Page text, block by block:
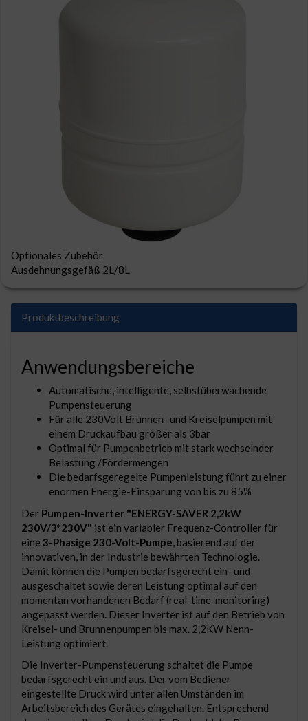
Optionales Zubehör
Ausdehnungsgefäß 2L/8L
Produktbeschreibung
Anwendungsbereiche
Automatische, intelligente, selbstüberwachende
Pumpensteuerung
Für alle 230Volt Brunnen- und Kreiselpumpen mit
einem Druckaufbau größer als 3bar
Optimal für Pumpenbetrieb mit stark wechselnder
Belastung /Fördermengen
Die bedarfsgeregelte Pumpenleistung führt zu einer
enormen Energie-Einsparung von bis zu 85%
Der Pumpen-Inverter "ENERGY-SAVER 2,2kW
230V/3*230V" ist ein variabler Frequenz-Controller für
eine 3-Phasige 230-Volt-Pumpe, basierend auf der
innovativen, in der Industrie bewährten Technologie.
Damit können die Pumpen bedarfsgerecht ein- und
ausgeschaltet sowie deren Leistung optimal auf den
momentan vorhandenen Bedarf (real-time-monitoring)
angepasst werden. Dieser Inverter ist auf den Betrieb von
Kreisel- und Brunnenpumpen bis max. 2,2KW Nenn-
Leistung optimiert.
Die Inverter-Pumpensteuerung schaltet die Pumpe
bedarfsgerecht ein und aus. Der vom Bediener
eingestellte Druck wird unter allen Umständen im
Arbeitsbereich des Gerätes eingehalten. Entsprechend